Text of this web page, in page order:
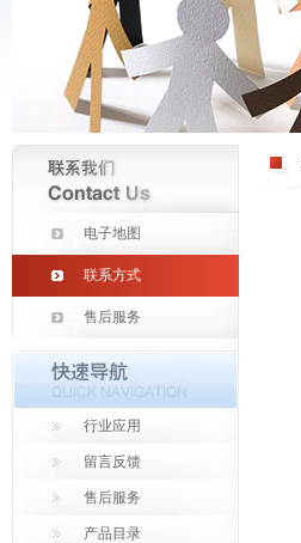
电子地图
联系方式
售后服务
行业应用
留言反馈
售后服务
产品目录